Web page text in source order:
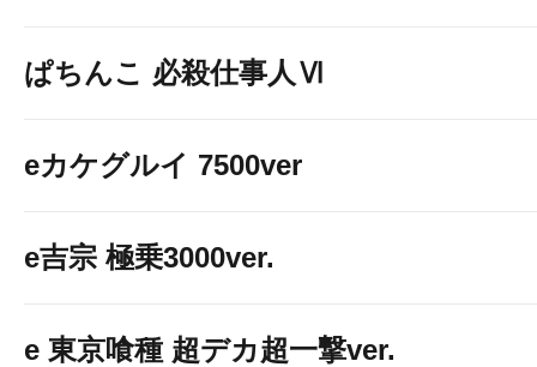
ぱちんこ 必殺仕事人Ⅵ
eカケグルイ 7500ver
e吉宗 極乗3000ver.
e 東京喰種 超デカ超一撃ver.